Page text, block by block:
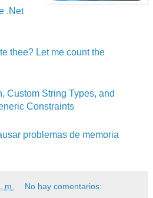
.Net
thee? Let me count the
Custom String Types, and
Constraints
problemas de memoria
m. No hay comentarios: